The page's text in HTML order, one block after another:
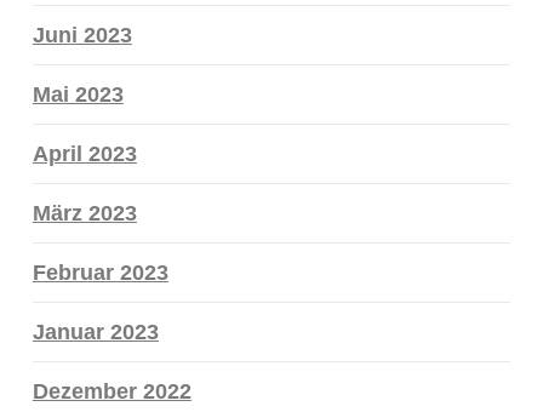
Juni 2023
Mai 2023
April 2023
März 2023
Februar 2023
Januar 2023
Dezember 2022